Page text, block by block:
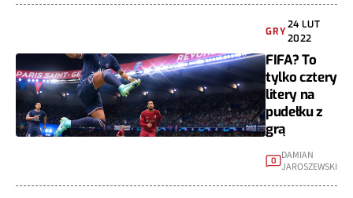
GRY
24 LUT
2022
FIFA? To
tylko cztery
litery na
pudełku z
grą
0
DAMIAN
JAROSZEWSKI